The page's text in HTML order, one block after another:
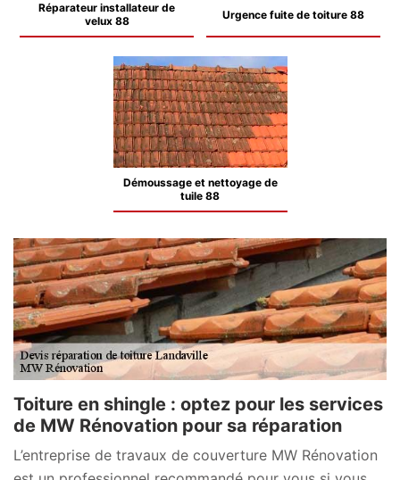
Réparateur installateur de
velux 88
Urgence fuite de toiture 88
Démoussage et nettoyage de
tuile 88
Toiture en shingle : optez pour les services
de MW Rénovation pour sa réparation
L’entreprise de travaux de couverture MW Rénovation